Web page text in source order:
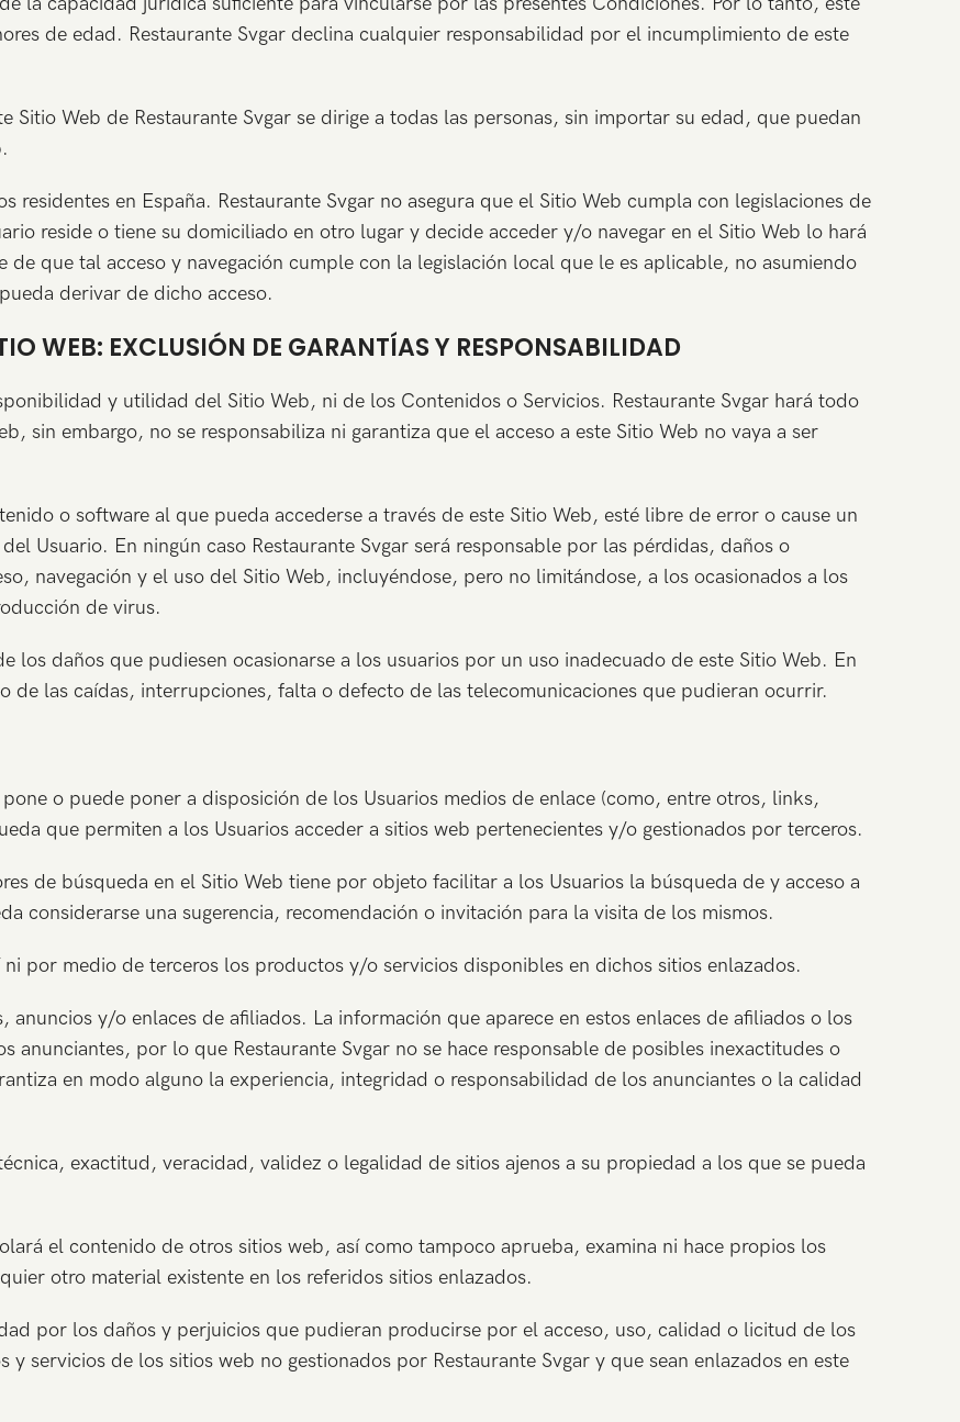
de edad. Restaurante Svgar declina cualquier responsabilidad por el incumplimiento de este
Sitio Web de Restaurante Svgar se dirige a todas las personas, sin importar su edad, que puedan
residentes en España. Restaurante Svgar no asegura que el Sitio Web cumpla con legislaciones de
reside o tiene su domiciliado en otro lugar y decide acceder y/o navegar en el Sitio Web lo hará
que tal acceso y navegación cumple con la legislación local que le es aplicable, no asumiendo
derivar de dicho acceso.
WEB: EXCLUSIÓN DE GARANTÍAS Y RESPONSABILIDAD
y utilidad del Sitio Web, ni de los Contenidos o Servicios. Restaurante Svgar hará todo
sin embargo, no se responsabiliza ni garantiza que el acceso a este Sitio Web no vaya a ser
o software al que pueda accederse a través de este Sitio Web, esté libre de error o cause un
Usuario. En ningún caso Restaurante Svgar será responsable por las pérdidas, daños o
navegación y el uso del Sitio Web, incluyéndose, pero no limitándose, a los ocasionados a los
de virus.
los daños que pudiesen ocasionarse a los usuarios por un uso inadecuado de este Sitio Web. En
de las caídas, interrupciones, falta o defecto de las telecomunicaciones que pudieran ocurrir.
o puede poner a disposición de los Usuarios medios de enlace (como, entre otros, links,
que permiten a los Usuarios acceder a sitios web pertenecientes y/o gestionados por terceros.
de búsqueda en el Sitio Web tiene por objeto facilitar a los Usuarios la búsqueda de y acceso a
considerarse una sugerencia, recomendación o invitación para la visita de los mismos.
por medio de terceros los productos y/o servicios disponibles en dichos sitios enlazados.
anuncios y/o enlaces de afiliados. La información que aparece en estos enlaces de afiliados o los
anunciantes, por lo que Restaurante Svgar no se hace responsable de posibles inexactitudes o
en modo alguno la experiencia, integridad o responsabilidad de los anunciantes o la calidad
exactitud, veracidad, validez o legalidad de sitios ajenos a su propiedad a los que se pueda
el contenido de otros sitios web, así como tampoco aprueba, examina ni hace propios los
otro material existente en los referidos sitios enlazados.
por los daños y perjuicios que pudieran producirse por el acceso, uso, calidad o licitud de los
servicios de los sitios web no gestionados por Restaurante Svgar y que sean enlazados en este